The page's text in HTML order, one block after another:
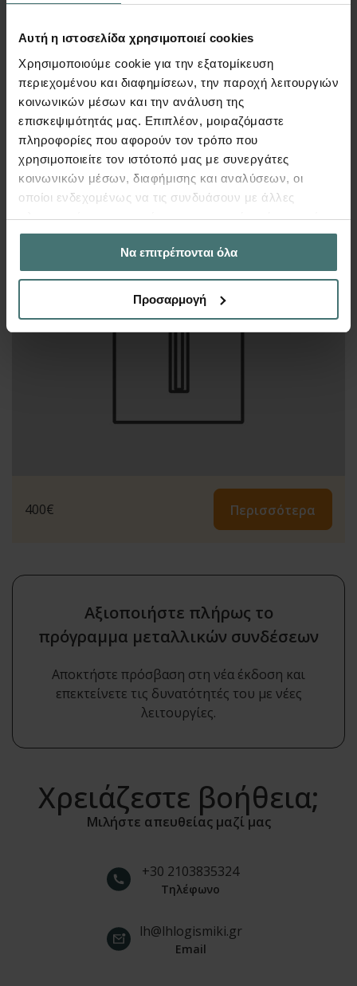
Αυτή η ιστοσελίδα χρησιμοποιεί cookies
Χρησιμοποιούμε cookie για την εξατομίκευση
περιεχομένου και διαφημίσεων, την παροχή λειτουργιών
κοινωνικών μέσων και την ανάλυση της
επισκεψιμότητάς μας. Επιπλέον, μοιραζόμαστε
πληροφορίες που αφορούν τον τρόπο που
χρησιμοποιείτε τον ιστότοπό μας με συνεργάτες
κοινωνικών μέσων, διαφήμισης και αναλύσεων, οι
οποίοι ενδεχομένως να τις συνδυάσουν με άλλες
πληροφορίες που τους έχετε παραχωρήσει ή τις οποίες
έχουν συλλέξει σε σχέση με την από μέρους σας χρήση
των υπηρεσιών τους.Να επιτρέπονται όλα
Προσαρμογή
250€ Περισσότερα
Σύνδεση έδρασης υποστυλώματος
400€ Περισσότερα
Αξιοποιήστε πλήρως το
πρόγραμμα μεταλλικών συνδέσεων
Αποκτήστε πρόσβαση στη νέα έκδοση και
επεκτείνετε τις δυνατότητές του με νέες
λειτουργίες.
Χρειάζεστε βοήθεια;
Μιλήστε απευθείας μαζί μας
+30 2103835324
Τηλέφωνο
lh@lhlogismiki.gr
Email